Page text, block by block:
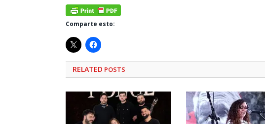
Comparte esto:
RELATED POSTS